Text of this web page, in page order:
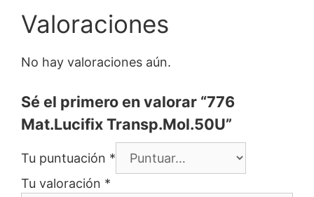
Valoraciones
No hay valoraciones aún.
Sé el primero en valorar “776
Mat.Lucifix Transp.Mol.50U”
Tu puntuación *
Tu valoración *